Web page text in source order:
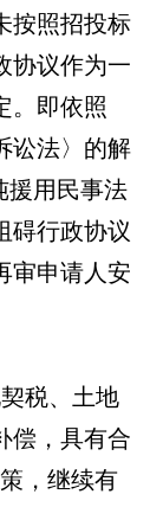
按照招投标
协议作为一
。即依照
讼法〉的解
援用民事法
碍行政协议
审申请人安
税、土地
偿，具有合
，继续有